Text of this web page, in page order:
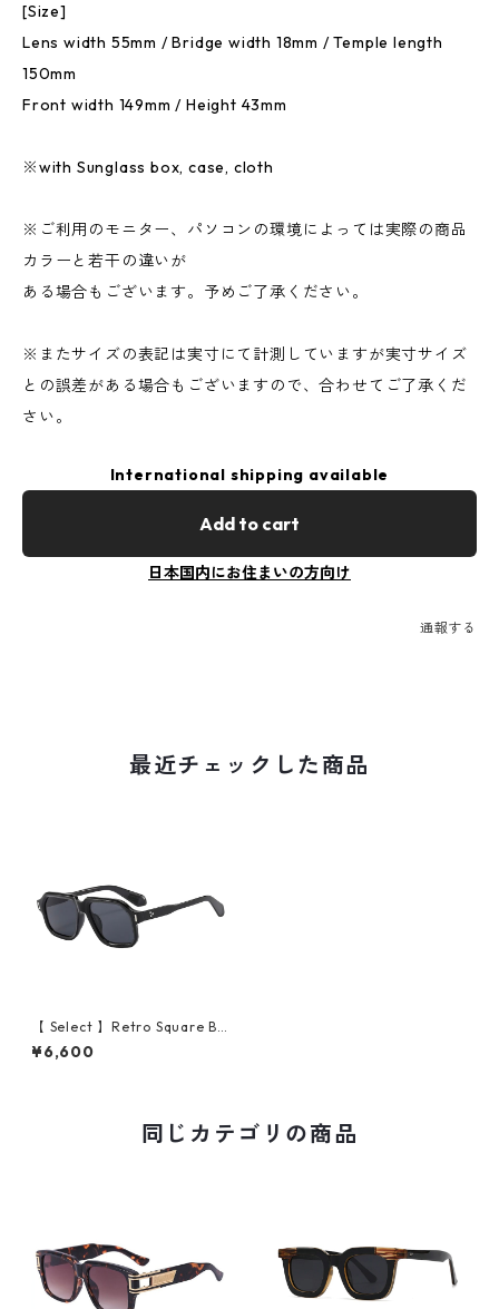
[Size]
Lens width 55mm / Bridge width 18mm / Temple length
150mm
Front width 149mm / Height 43mm
※with Sunglass box, case, cloth
※ご利用のモニター、パソコンの環境によっては実際の商品
カラーと若干の違いが
ある場合もございます。予めご了承ください。
※またサイズの表記は実寸にて計測していますが実寸サイズ
との誤差がある場合もございますので、合わせてご了承くだ
さい。
International shipping available
Add to cart
日本国内にお住まいの方向け
通報する
最近チェックした商品
【 Select 】Retro Square Bi
g Flame Sunglasses (Black/
Black）
¥6,600
同じカテゴリの商品